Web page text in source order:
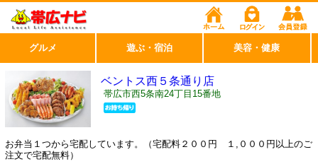
ベントス西５条通り店
帯広市西5条南24丁目15番地
お弁当１つから宅配しています。（宅配料２００円 １,０００円以上のご
注文で宅配無料）
グルメ 遊ぶ・宿泊 美容・健康